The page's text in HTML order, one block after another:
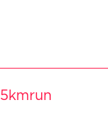
5kmrun